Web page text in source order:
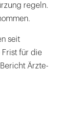
regeln.
seit
Frist für die
Ärzte-